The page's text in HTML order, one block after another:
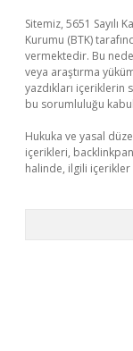
Sitemiz, 5651 Sayılı
Kurumu (BTK)
vermektedir. Bu
veya araştırma
yazdıkları
bu sorumluluğu
Hukuka ve yasal
içerikleri,
halinde, ilgili içerikler